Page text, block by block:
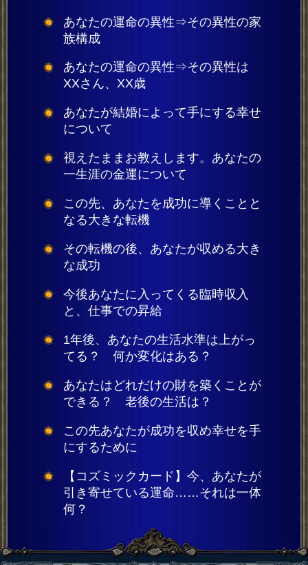
あなたの運命の異性⇒その異性の家
族構成
あなたの運命の異性⇒その異性は
XXさん、XX歳
あなたが結婚によって手にする幸せ
について
視えたままお教えします。あなたの
一生涯の金運について
この先、あなたを成功に導くことと
なる大きな転機
その転機の後、あなたが収める大き
な成功
今後あなたに入ってくる臨時収入
と、仕事での昇給
1年後、あなたの生活水準は上がっ
てる？ 何か変化はある？
あなたはどれだけの財を築くことが
できる？ 老後の生活は？
この先あなたが成功を収め幸せを手
にするために
【コズミックカード】今、あなたが
引き寄せている運命……それは一体
何？